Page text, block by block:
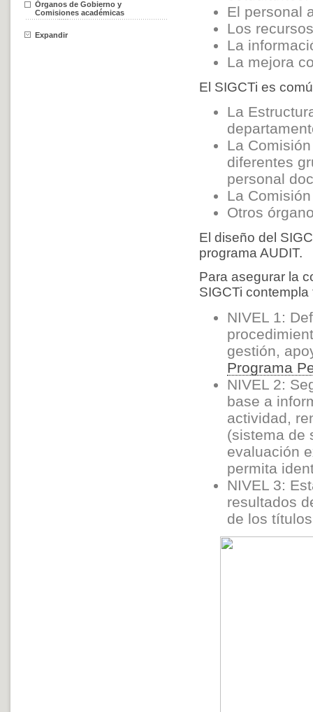
Órganos de Gobierno y
Comisiones académicas
Expandir
El personal
Los
La
La mejora
El SIGCTi es
La
La
diferentes
personal
La
Otros
El diseño del
programa AUDIT.
Para asegurar la
SIGCTi
NIVEL 1:
gestión,
Programa
NIVEL 2:
base a
actividad,
(sistema de
evaluación
permita
NIVEL 3:
resultados
de los